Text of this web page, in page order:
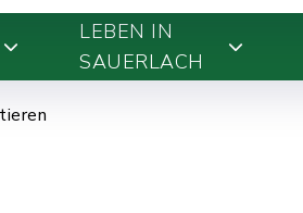
LEBEN IN
SAUERLACH